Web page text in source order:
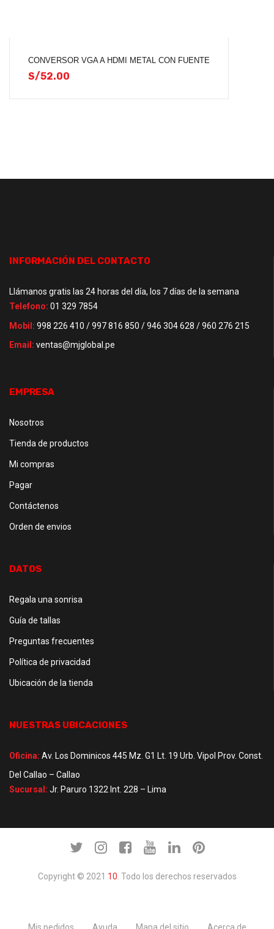
CONVERSOR VGA A HDMI METAL CON FUENTE
S/52.00
INFORMACIÓN DEL CONTACTO
Llámanos gratis las 24 horas del día, los 7 días de la semana
Telefono: 01 329 7854
Mobil: 998 226 410 / 997 816 850 / 946 304 628 / 960 276 215
Email: ventas@mjglobal.pe
EMPRESA
Nosotros
Tienda de productos
Mi compras
Pagar
Contáctenos
Orden de envios
DATOS
Regala una sonrisa
Guía de tallas
Preguntas frecuentes
Política de privacidad
Ubicación de la tienda
NUESTRAS UBICACIONES
Oficina: Av. Los Dominicos 445 Mz. G1 Lt. 19 Urb. Vipol Prov. Const.
Del Callao – Callao
Sucursal: Jr. Paruro 1322 Int. 228 – Lima
Copyright © 2021 10 . Todo los derechos reservados